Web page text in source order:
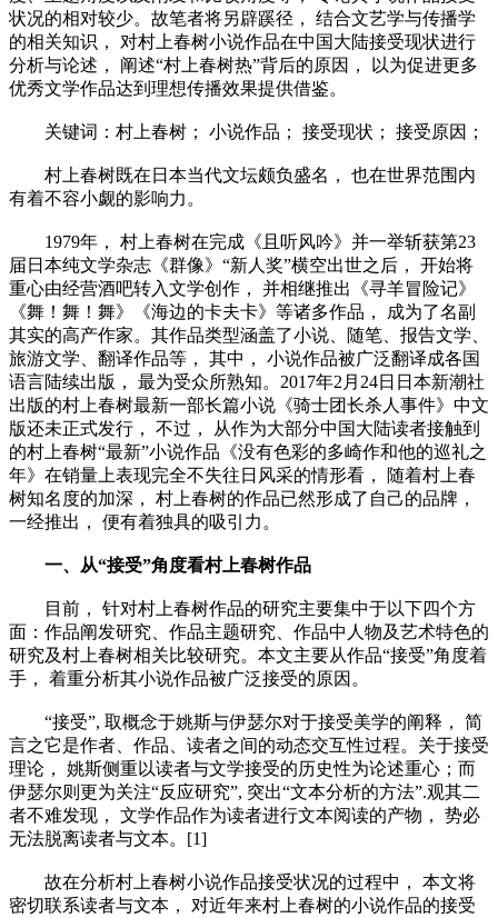
状况的相对较少。故笔者将另辟蹊径， 结合文艺学与传播学
的相关知识， 对村上春树小说作品在中国大陆接受现状进行
分析与论述， 阐述“村上春树热”背后的原因， 以为促进更多
优秀文学作品达到理想传播效果提供借鉴。
关键词：村上春树； 小说作品； 接受现状； 接受原因；
村上春树既在日本当代文坛颇负盛名， 也在世界范围内
有着不容小觑的影响力。
1979年， 村上春树在完成《且听风吟》并一举斩获第23
届日本纯文学杂志《群像》“新人奖”横空出世之后， 开始将
重心由经营酒吧转入文学创作， 并相继推出《寻羊冒险记》
《舞！舞！舞》《海边的卡夫卡》等诸多作品， 成为了名副
其实的高产作家。其作品类型涵盖了小说、随笔、报告文学、
旅游文学、翻译作品等， 其中， 小说作品被广泛翻译成各国
语言陆续出版， 最为受众所熟知。2017年2月24日日本新潮社
出版的村上春树最新一部长篇小说《骑士团长杀人事件》中文
版还未正式发行， 不过， 从作为大部分中国大陆读者接触到
的村上春树“最新”小说作品《没有色彩的多崎作和他的巡礼之
年》在销量上表现完全不失往日风采的情形看， 随着村上春
树知名度的加深， 村上春树的作品已然形成了自己的品牌，
一经推出， 便有着独具的吸引力。
一、从“接受”角度看村上春树作品
目前， 针对村上春树作品的研究主要集中于以下四个方
面：作品阐发研究、作品主题研究、作品中人物及艺术特色的
研究及村上春树相关比较研究。本文主要从作品“接受”角度着
手， 着重分析其小说作品被广泛接受的原因。
“接受”, 取概念于姚斯与伊瑟尔对于接受美学的阐释， 简
言之它是作者、作品、读者之间的动态交互性过程。关于接受
理论， 姚斯侧重以读者与文学接受的历史性为论述重心；而
伊瑟尔则更为关注“反应研究”, 突出“文本分析的方法”.观其二
者不难发现， 文学作品作为读者进行文本阅读的产物， 势必
无法脱离读者与文本。[1]
故在分析村上春树小说作品接受状况的过程中， 本文将
密切联系读者与文本， 对近年来村上春树的小说作品的接受